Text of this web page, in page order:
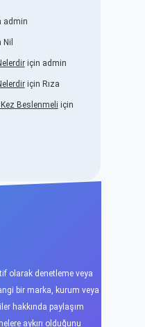
admin
Nil
için admin
için Rıza
Beslenmeli için
olarak denetleme veya
bir marka, kurum veya
hakkında paylaşım
aykırı olduğunu